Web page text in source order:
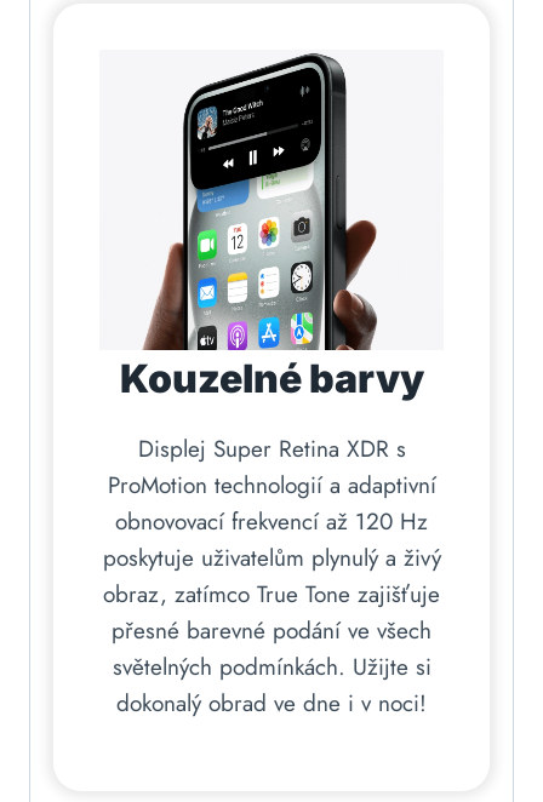
Kouzelné barvy
Displej Super Retina XDR s
ProMotion technologií a adaptivní
obnovovací frekvencí až 120 Hz
poskytuje uživatelům plynulý a živý
obraz, zatímco True Tone zajišťuje
přesné barevné podání ve všech
světelných podmínkách. Užijte si
dokonalý obrad ve dne i v noci!